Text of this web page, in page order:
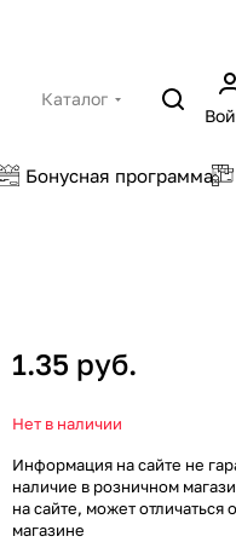
Каталог
Бонусная программа
1.35 руб.
Нет в наличии
Информация на сайте не
наличие в розничном
на сайте, может отличаться
магазине